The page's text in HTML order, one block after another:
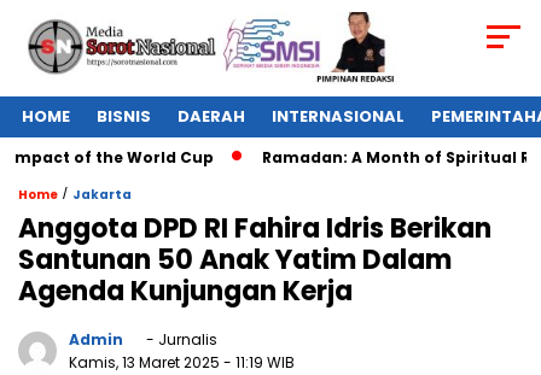
HOME BISNIS DAERAH INTERNASIONAL
of the World Cup Ramadan: A Month of Spiritual
Home / Jakarta
Anggota DPD RI Fahira Idris Berikan
Santunan 50 Anak Yatim Dalam
Agenda Kunjungan Kerja
Admin
- Jurnalis
Kamis, 13 Maret 2025 - 11:19 WIB